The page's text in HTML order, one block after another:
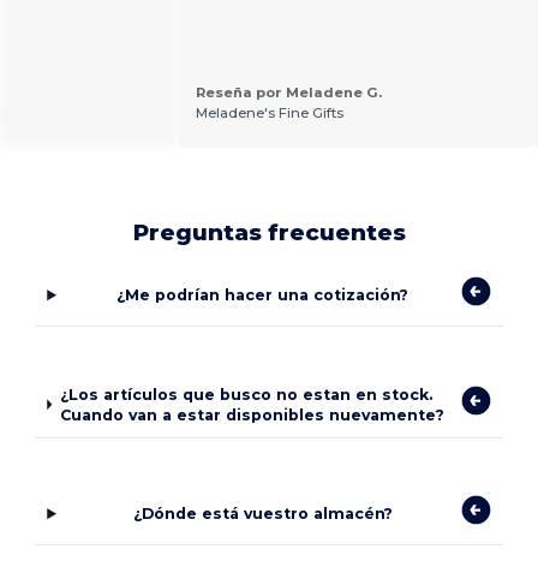
Reseña por Meladene G.
Meladene's Fine Gifts
Preguntas frecuentes
¿Me podrían hacer una cotización?
¿Los artículos que busco no estan en stock.
Cuando van a estar disponibles nuevamente?
¿Dónde está vuestro almacén?